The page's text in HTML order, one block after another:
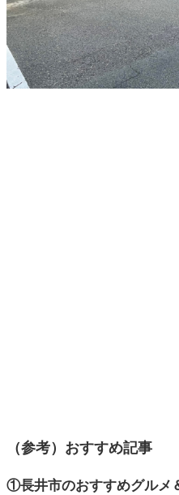
（参考）おすすめ記事
①長井市のおすすめグルメ